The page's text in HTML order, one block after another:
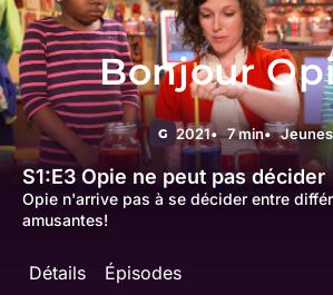
Bonjour
G 2021 7 min
S1:E3 Opie ne peut pas décider
Opie n'arrive pas à se décider entre
amusantes!
Détails Épisodes